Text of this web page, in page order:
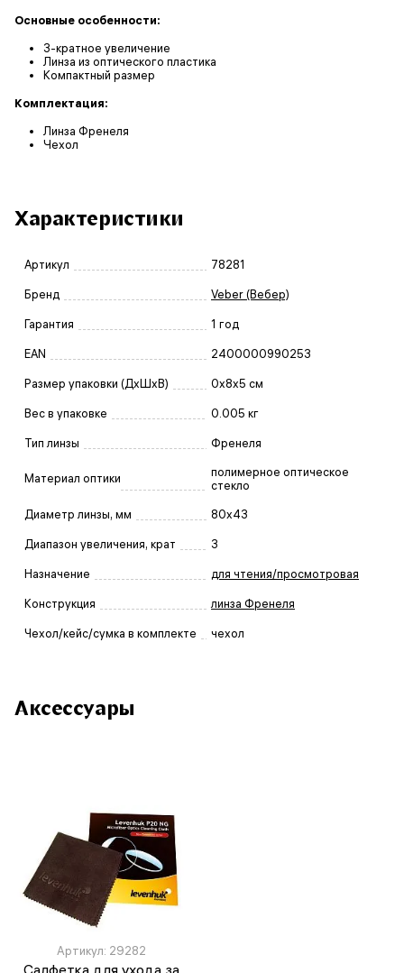
Основные особенности:
3-кратное увеличение
Линза из оптического пластика
Компактный размер
Комплектация:
Линза Френеля
Чехол
Характеристики
Артикул 78281
Бренд Veber (Вебер)
Гарантия 1 год
EAN 2400000990253
Размер упаковки (ДxШxВ) 0x8x5 см
Вес в упаковке 0.005 кг
Тип линзы Френеля
Материал оптики
полимерное оптическое
стекло
Диаметр линзы, мм 80x43
Диапазон увеличения, крат 3
Назначение для чтения/просмотровая
Конструкция линза Френеля
Чехол/кейс/сумка в комплекте чехол
Аксессуары
Артикул: 29282
Салфетка для ухода за